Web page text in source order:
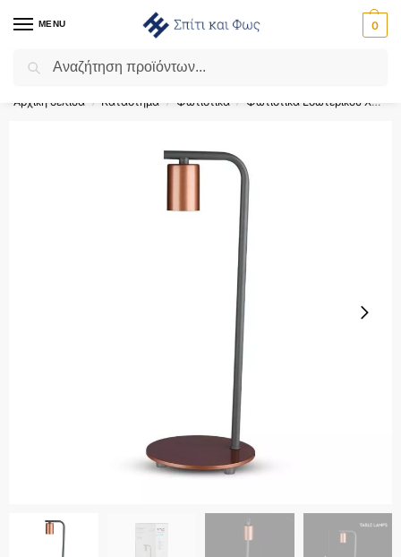
MENU 0
Flash Sale ⚡ 10% Έκπτωση με τον κωδικό ‘SPRING’!
Αρχική σελίδα / Κατάστημα / Φωτιστικά / Φωτιστικά Εσωτερικού Χώρου